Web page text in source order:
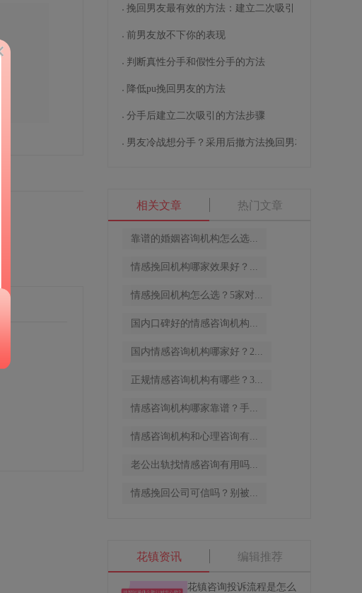
挽回男友最有效的方法：建立二次吸引
前男友放不下你的表现
判断真性分手和假性分手的方法
降低pu挽回男友的方法
分手后建立二次吸引的方法步骤
男友冷战想分手？采用后撤方法挽回男友
相关文章 热门文章
靠谱的婚姻咨询机构怎么选...
情感挽回机构哪家效果好？...
情感挽回机构怎么选？5家对...
国内口碑好的情感咨询机构...
国内情感咨询机构哪家好？2...
正规情感咨询机构有哪些？3...
情感咨询机构哪家靠谱？手...
情感咨询机构和心理咨询有...
老公出轨找情感咨询有用吗...
情感挽回公司可信吗？别被...
花镇资讯 编辑推荐
花镇咨询投诉流程是怎么